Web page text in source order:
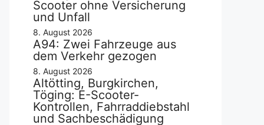
Scooter ohne Versicherung
und Unfall
8. August 2026
A94: Zwei Fahrzeuge aus
dem Verkehr gezogen
8. August 2026
Altötting, Burgkirchen,
Töging: E-Scooter-
Kontrollen, Fahrraddiebstahl
und Sachbeschädigung